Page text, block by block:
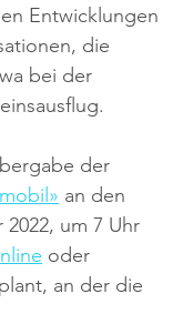
Entwicklungen
die
bei der
der
an den
um 7 Uhr
oder
an der die